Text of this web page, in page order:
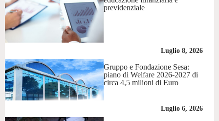
previdenziale
Luglio 8, 2026
Gruppo e Fondazione Sesa:
piano di Welfare 2026-2027 di
circa 4,5 milioni di Euro
Luglio 6, 2026